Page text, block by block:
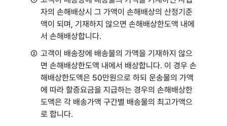
자의 손해배상시 그 가액이 손해배상의 산정기준
액이 되며, 기재하지 않으면 손해배상한도액 내에
서 손해배상합니다.
② 고객이 배송장에 배송물의 가액을 기재하지 않으
면 손해배상한도액 내에서 배상합니다. 이 경우 손
해배상한도액은 50만원으로 하되 운송물의 가액
에 따라 할증요금을 지급하는 경우의 손해배상한
도액은 각 배송가액 구간별 배송물의 최고가액으
로 합니다.